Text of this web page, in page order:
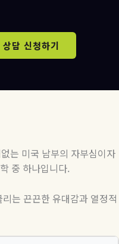
상담 신청하기
는 미국 남부의 자부심이자
중 하나입니다.
리는 끈끈한 유대감과 열정적